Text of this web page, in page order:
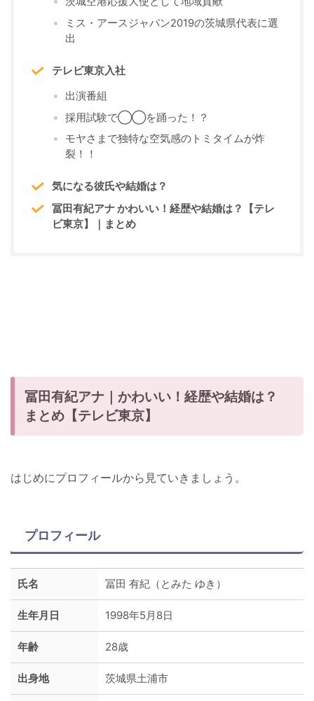
ミス・アースジャパン2019の茨城県代表に選
出
テレビ東京入社
出演番組
採用試験で◯◯を踊った！？
モヤさまで独特な空気感のトミタイムが炸
裂！！
気になる彼氏や結婚は？
冨田有紀アナ かわいい！経歴や結婚は？【テレ
ビ東京】｜まとめ
冨田有紀アナ｜かわいい！経歴や結婚は？
まとめ【テレビ東京】
はじめにプロフィールから見ていきましょう。
プロフィール
氏名 冨田 有紀（とみた ゆき）
生年月日 1998年5月8日
年齢 28歳
出身地 茨城県土浦市